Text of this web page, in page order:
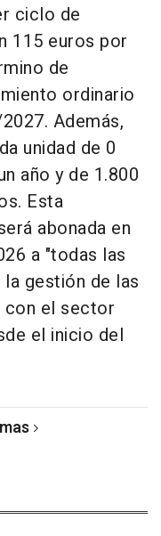
ciclo de
115 euros por
de
ordinario
Además,
unidad de 0
año y de 1.800
Esta
abonada en
a "todas las
gestión de las
con el sector
el inicio del